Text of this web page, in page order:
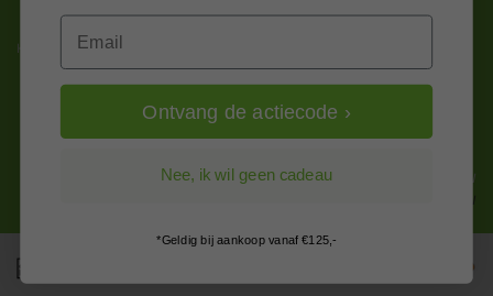
Kitcentrum is trots op:
Alle prijzen zijn in EURO en excl. 21% BTW
wijzig naar incl. BTW
Email
Ontvang de actiecode ›
Nee, ik wil geen cadeau
*Geldig bij aankoop vanaf €125,-